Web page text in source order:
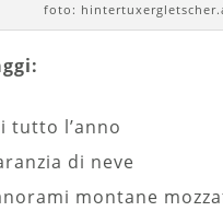
foto:
tutto l’anno
di neve
montane